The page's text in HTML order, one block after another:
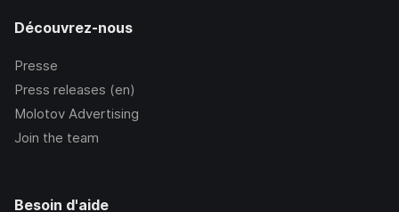
Découvrez-nous
Presse
Press releases (en)
Molotov Advertising
Join the team
Besoin d'aide